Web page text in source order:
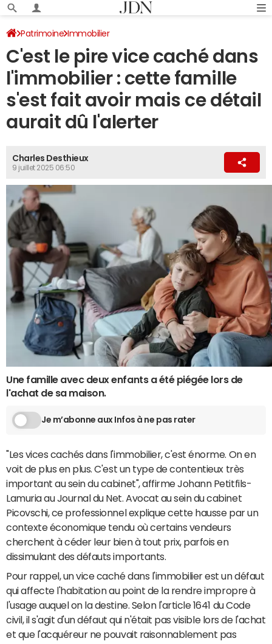
Patrimoine Immobilier
C'est le pire vice caché dans
l'immobilier : cette famille
s'est fait avoir mais ce détail
aurait dû l'alerter
Charles Desthieux
9 juillet 2025 06:50
Une famille avec deux enfants a été piégée lors de
l'achat de sa maison.
Je m’abonne aux Infos à ne pas rater
"Les vices cachés dans l'immobilier, c'est énorme. On en
voit de plus en plus. C'est un type de contentieux très
important au sein du cabinet", affirme Johann Petitfils-
Lamuria au Journal du Net. Avocat au sein du cabinet
Picovschi, ce professionnel explique cette hausse par un
contexte économique tendu où certains vendeurs
cherchent à céder leur bien à tout prix, parfois en
dissimulant des défauts importants.
Pour rappel, un vice caché dans l'immobilier est un défaut
qui affecte l'habitation au point de la rendre impropre à
l'usage auquel on la destine. Selon l'article 1641 du Code
civil, il s'agit d'un défaut qui n'était pas visible lors de l'achat
et que l'acquéreur ne pouvait raisonnablement pas